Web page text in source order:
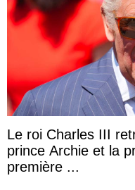
Le roi Charles III
prince Archie et la
première ...